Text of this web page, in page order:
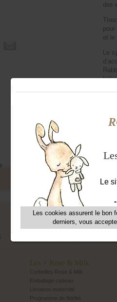
des
et le
Le
La
Offres exclusives, ventes
Livraison maternité
Les + Rose & Milk
Corbeilles Rose & Milk
Emballage cadeau
Livraison maternité
Programme de fidélité